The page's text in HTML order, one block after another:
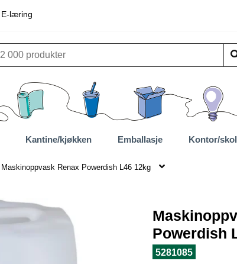
E-læring
Kantine/kjøkken Emballasje Kontor/
Maskinoppvask Renax Powerdish L46 12kg
Powerdish
5281085